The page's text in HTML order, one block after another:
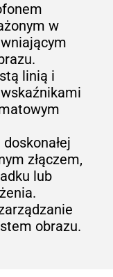
w
linią i
złączem,
lub
obrazu.